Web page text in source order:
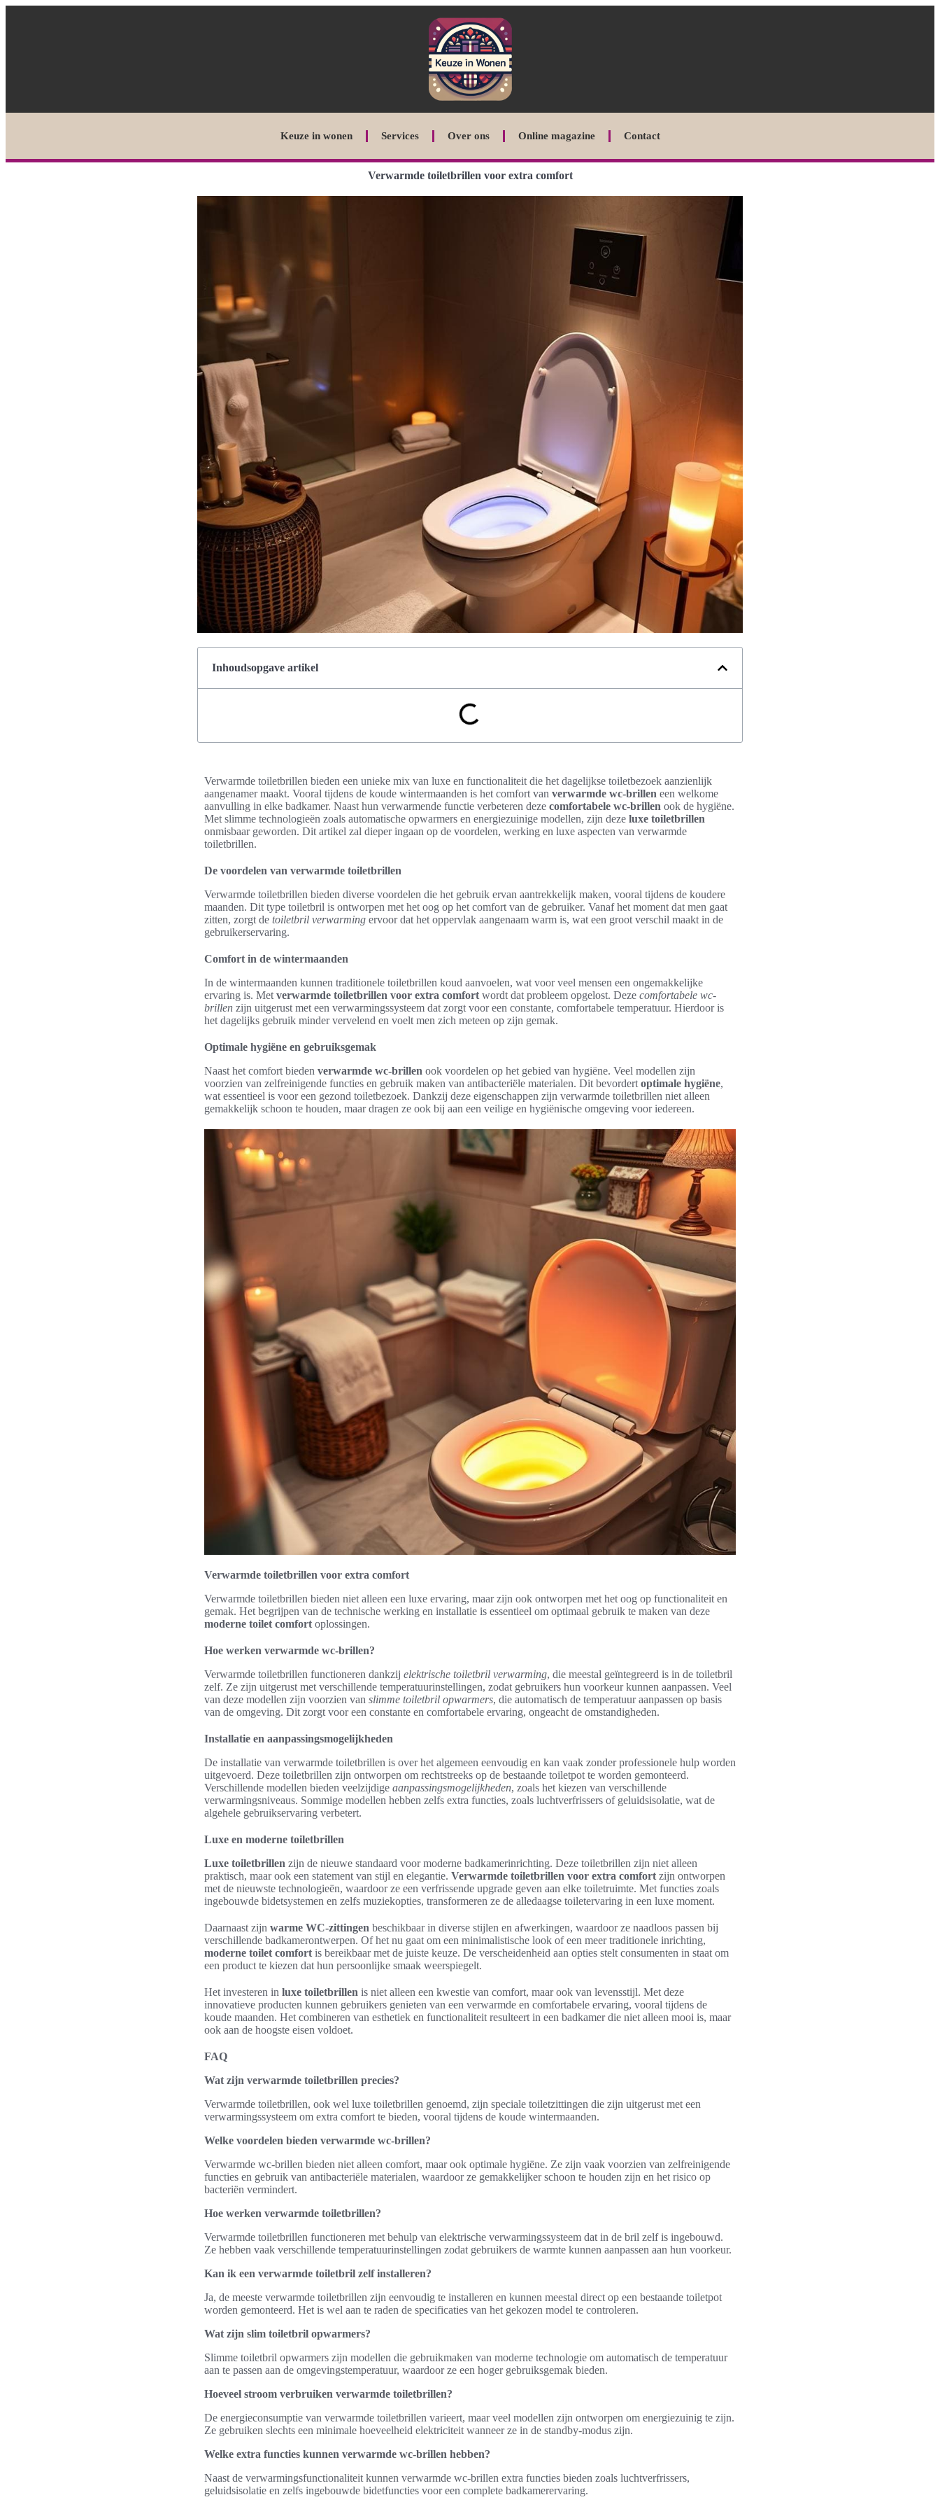
Keuze in wonen Services Over ons Online magazine Contact
Verwarmde toiletbrillen voor extra comfort
Inhoudsopgave artikel
Verwarmde toiletbrillen bieden een unieke mix van luxe en functionaliteit die het dagelijkse toiletbezoek aanzienlijk
aangenamer maakt. Vooral tijdens de koude wintermaanden is het comfort van verwarmde wc-brillen een welkome
aanvulling in elke badkamer. Naast hun verwarmende functie verbeteren deze comfortabele wc-brillen ook de hygiëne.
Met slimme technologieën zoals automatische opwarmers en energiezuinige modellen, zijn deze luxe toiletbrillen
onmisbaar geworden. Dit artikel zal dieper ingaan op de voordelen, werking en luxe aspecten van verwarmde
toiletbrillen.
De voordelen van verwarmde toiletbrillen
Verwarmde toiletbrillen bieden diverse voordelen die het gebruik ervan aantrekkelijk maken, vooral tijdens de koudere
maanden. Dit type toiletbril is ontworpen met het oog op het comfort van de gebruiker. Vanaf het moment dat men gaat
zitten, zorgt de toiletbril verwarming ervoor dat het oppervlak aangenaam warm is, wat een groot verschil maakt in de
gebruikerservaring.
Comfort in de wintermaanden
In de wintermaanden kunnen traditionele toiletbrillen koud aanvoelen, wat voor veel mensen een ongemakkelijke
ervaring is. Met verwarmde toiletbrillen voor extra comfort wordt dat probleem opgelost. Deze comfortabele wc-
brillen zijn uitgerust met een verwarmingssysteem dat zorgt voor een constante, comfortabele temperatuur. Hierdoor is
het dagelijks gebruik minder vervelend en voelt men zich meteen op zijn gemak.
Optimale hygiëne en gebruiksgemak
Naast het comfort bieden verwarmde wc-brillen ook voordelen op het gebied van hygiëne. Veel modellen zijn
voorzien van zelfreinigende functies en gebruik maken van antibacteriële materialen. Dit bevordert optimale hygiëne,
wat essentieel is voor een gezond toiletbezoek. Dankzij deze eigenschappen zijn verwarmde toiletbrillen niet alleen
gemakkelijk schoon te houden, maar dragen ze ook bij aan een veilige en hygiënische omgeving voor iedereen.
Verwarmde toiletbrillen voor extra comfort
Verwarmde toiletbrillen bieden niet alleen een luxe ervaring, maar zijn ook ontworpen met het oog op functionaliteit en
gemak. Het begrijpen van de technische werking en installatie is essentieel om optimaal gebruik te maken van deze
moderne toilet comfort oplossingen.
Hoe werken verwarmde wc-brillen?
Verwarmde toiletbrillen functioneren dankzij elektrische toiletbril verwarming, die meestal geïntegreerd is in de toiletbril
zelf. Ze zijn uitgerust met verschillende temperatuurinstellingen, zodat gebruikers hun voorkeur kunnen aanpassen. Veel
van deze modellen zijn voorzien van slimme toiletbril opwarmers, die automatisch de temperatuur aanpassen op basis
van de omgeving. Dit zorgt voor een constante en comfortabele ervaring, ongeacht de omstandigheden.
Installatie en aanpassingsmogelijkheden
De installatie van verwarmde toiletbrillen is over het algemeen eenvoudig en kan vaak zonder professionele hulp worden
uitgevoerd. Deze toiletbrillen zijn ontworpen om rechtstreeks op de bestaande toiletpot te worden gemonteerd.
Verschillende modellen bieden veelzijdige aanpassingsmogelijkheden, zoals het kiezen van verschillende
verwarmingsniveaus. Sommige modellen hebben zelfs extra functies, zoals luchtverfrissers of geluidsisolatie, wat de
algehele gebruikservaring verbetert.
Luxe en moderne toiletbrillen
Luxe toiletbrillen zijn de nieuwe standaard voor moderne badkamerinrichting. Deze toiletbrillen zijn niet alleen
praktisch, maar ook een statement van stijl en elegantie. Verwarmde toiletbrillen voor extra comfort zijn ontworpen
met de nieuwste technologieën, waardoor ze een verfrissende upgrade geven aan elke toiletruimte. Met functies zoals
ingebouwde bidetsystemen en zelfs muziekopties, transformeren ze de alledaagse toiletervaring in een luxe moment.
Daarnaast zijn warme WC-zittingen beschikbaar in diverse stijlen en afwerkingen, waardoor ze naadloos passen bij
verschillende badkamerontwerpen. Of het nu gaat om een minimalistische look of een meer traditionele inrichting,
moderne toilet comfort is bereikbaar met de juiste keuze. De verscheidenheid aan opties stelt consumenten in staat om
een product te kiezen dat hun persoonlijke smaak weerspiegelt.
Het investeren in luxe toiletbrillen is niet alleen een kwestie van comfort, maar ook van levensstijl. Met deze
innovatieve producten kunnen gebruikers genieten van een verwarmde en comfortabele ervaring, vooral tijdens de
koude maanden. Het combineren van esthetiek en functionaliteit resulteert in een badkamer die niet alleen mooi is, maar
ook aan de hoogste eisen voldoet.
FAQ
Wat zijn verwarmde toiletbrillen precies?
Verwarmde toiletbrillen, ook wel luxe toiletbrillen genoemd, zijn speciale toiletzittingen die zijn uitgerust met een
verwarmingssysteem om extra comfort te bieden, vooral tijdens de koude wintermaanden.
Welke voordelen bieden verwarmde wc-brillen?
Verwarmde wc-brillen bieden niet alleen comfort, maar ook optimale hygiëne. Ze zijn vaak voorzien van zelfreinigende
functies en gebruik van antibacteriële materialen, waardoor ze gemakkelijker schoon te houden zijn en het risico op
bacteriën vermindert.
Hoe werken verwarmde toiletbrillen?
Verwarmde toiletbrillen functioneren met behulp van elektrische verwarmingssysteem dat in de bril zelf is ingebouwd.
Ze hebben vaak verschillende temperatuurinstellingen zodat gebruikers de warmte kunnen aanpassen aan hun voorkeur.
Kan ik een verwarmde toiletbril zelf installeren?
Ja, de meeste verwarmde toiletbrillen zijn eenvoudig te installeren en kunnen meestal direct op een bestaande toiletpot
worden gemonteerd. Het is wel aan te raden de specificaties van het gekozen model te controleren.
Wat zijn slim toiletbril opwarmers?
Slimme toiletbril opwarmers zijn modellen die gebruikmaken van moderne technologie om automatisch de temperatuur
aan te passen aan de omgevingstemperatuur, waardoor ze een hoger gebruiksgemak bieden.
Hoeveel stroom verbruiken verwarmde toiletbrillen?
De energieconsumptie van verwarmde toiletbrillen varieert, maar veel modellen zijn ontworpen om energiezuinig te zijn.
Ze gebruiken slechts een minimale hoeveelheid elektriciteit wanneer ze in de standby-modus zijn.
Welke extra functies kunnen verwarmde wc-brillen hebben?
Naast de verwarmingsfunctionaliteit kunnen verwarmde wc-brillen extra functies bieden zoals luchtverfrissers,
geluidsisolatie en zelfs ingebouwde bidetfuncties voor een complete badkamerervaring.